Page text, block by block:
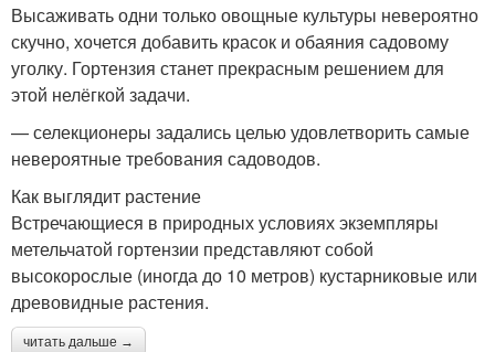
Высаживать одни только овощные культуры невероятно
скучно, хочется добавить красок и обаяния садовому
уголку. Гортензия станет прекрасным решением для
этой нелёгкой задачи.
— селекционеры задались целью удовлетворить самые
невероятные требования садоводов.
Как выглядит растение
Встречающиеся в природных условиях экземпляры
метельчатой гортензии представляют собой
высокорослые (иногда до 10 метров) кустарниковые или
древовидные растения.
читать дальше →